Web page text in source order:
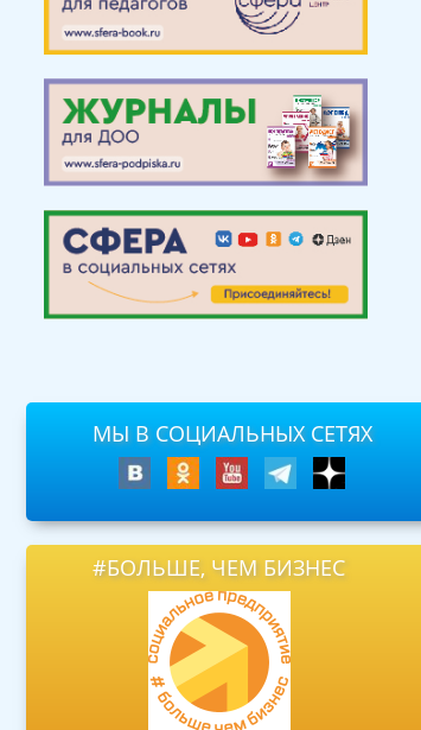
МЫ В СОЦИАЛЬНЫХ СЕТЯХ
#БОЛЬШЕ, ЧЕМ БИЗНЕС